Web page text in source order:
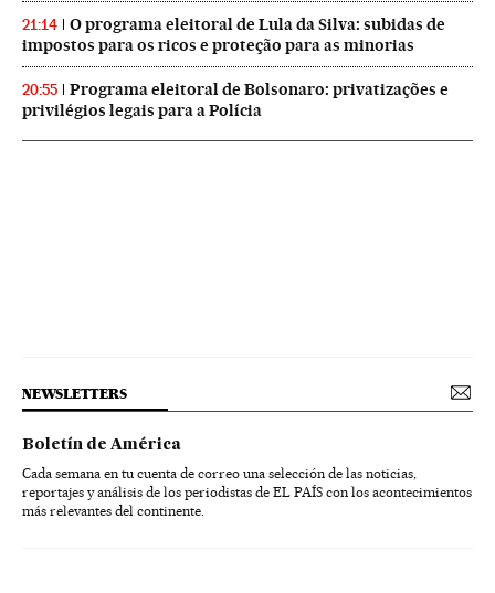
21:14
O programa eleitoral de Lula da Silva: subidas de
impostos para os ricos e proteção para as minorias
20:55
Programa eleitoral de Bolsonaro: privatizações e
privilégios legais para a Polícia
NEWSLETTERS
Boletín de América
Cada semana en tu cuenta de correo una selección de las noticias,
reportajes y análisis de los periodistas de EL PAÍS con los acontecimientos
más relevantes del continente.